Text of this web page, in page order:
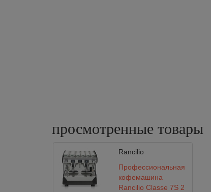
просмотренные товары
Rancilio
Профессиональная
кофемашина
Rancilio Classe 7S 2